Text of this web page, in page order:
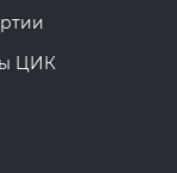
ЦИК